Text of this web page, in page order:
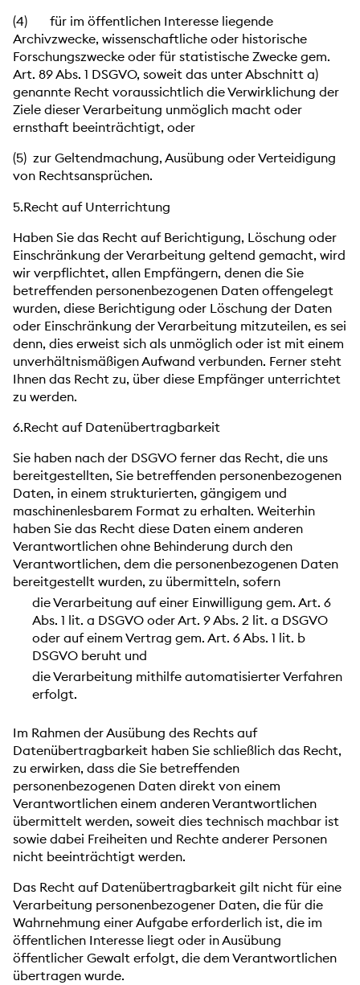
(4) für im öffentlichen Interesse liegende
Archivzwecke, wissenschaftliche oder historische
Forschungszwecke oder für statistische Zwecke gem.
Art. 89 Abs. 1 DSGVO, soweit das unter Abschnitt a)
genannte Recht voraussichtlich die Verwirklichung der
Ziele dieser Verarbeitung unmöglich macht oder
ernsthaft beeinträchtigt, oder
(5) zur Geltendmachung, Ausübung oder Verteidigung
von Rechtsansprüchen.
5.Recht auf Unterrichtung
Haben Sie das Recht auf Berichtigung, Löschung oder
Einschränkung der Verarbeitung geltend gemacht, wird
wir verpflichtet, allen Empfängern, denen die Sie
betreffenden personenbezogenen Daten offengelegt
wurden, diese Berichtigung oder Löschung der Daten
oder Einschränkung der Verarbeitung mitzuteilen, es sei
denn, dies erweist sich als unmöglich oder ist mit einem
unverhältnismäßigen Aufwand verbunden. Ferner steht
Ihnen das Recht zu, über diese Empfänger unterrichtet
zu werden.
6.Recht auf Datenübertragbarkeit
Sie haben nach der DSGVO ferner das Recht, die uns
bereitgestellten, Sie betreffenden personenbezogenen
Daten, in einem strukturierten, gängigem und
maschinenlesbarem Format zu erhalten. Weiterhin
haben Sie das Recht diese Daten einem anderen
Verantwortlichen ohne Behinderung durch den
Verantwortlichen, dem die personenbezogenen Daten
bereitgestellt wurden, zu übermitteln, sofern
die Verarbeitung auf einer Einwilligung gem. Art. 6
Abs. 1 lit. a DSGVO oder Art. 9 Abs. 2 lit. a DSGVO
oder auf einem Vertrag gem. Art. 6 Abs. 1 lit. b
DSGVO beruht und
die Verarbeitung mithilfe automatisierter Verfahren
erfolgt.
Im Rahmen der Ausübung des Rechts auf
Datenübertragbarkeit haben Sie schließlich das Recht,
zu erwirken, dass die Sie betreffenden
personenbezogenen Daten direkt von einem
Verantwortlichen einem anderen Verantwortlichen
übermittelt werden, soweit dies technisch machbar ist
sowie dabei Freiheiten und Rechte anderer Personen
nicht beeinträchtigt werden.
Das Recht auf Datenübertragbarkeit gilt nicht für eine
Verarbeitung personenbezogener Daten, die für die
Wahrnehmung einer Aufgabe erforderlich ist, die im
öffentlichen Interesse liegt oder in Ausübung
öffentlicher Gewalt erfolgt, die dem Verantwortlichen
übertragen wurde.